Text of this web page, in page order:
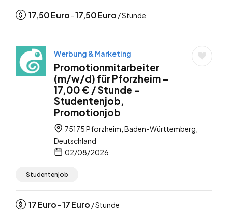
17,50Euro -17,50Euro / Stunde
Werbung & Marketing
Promotionmitarbeiter
(m/w/d) für Pforzheim –
17,00 € / Stunde –
Studentenjob,
Promotionjob
75175 Pforzheim, Baden-Württemberg,
Deutschland
02/08/2026
Studentenjob
17Euro -17Euro / Stunde